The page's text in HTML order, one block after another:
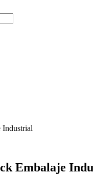
Industrial
Embalaje